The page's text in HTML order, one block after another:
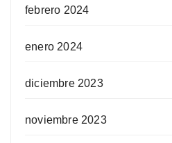
febrero 2024
enero 2024
diciembre 2023
noviembre 2023